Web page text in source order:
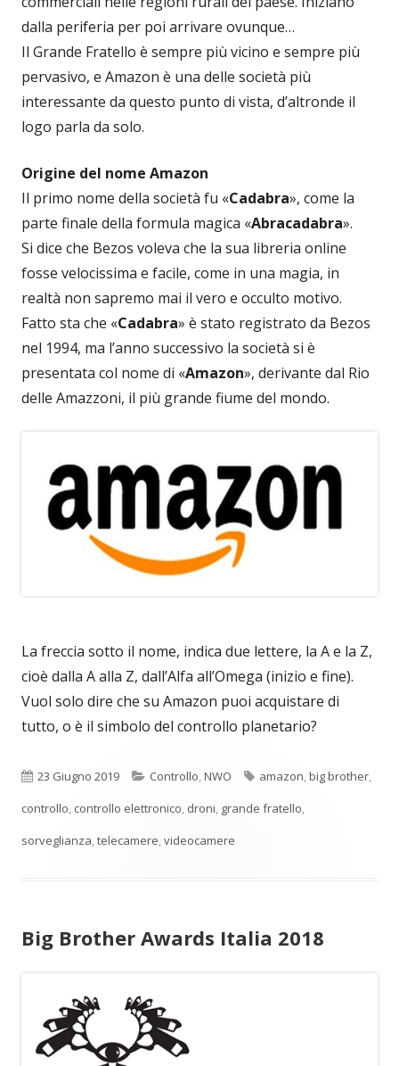
dalla periferia per poi arrivare ovunque…
Il Grande Fratello è sempre più vicino e sempre più
pervasivo, e Amazon è una delle società più
interessante da questo punto di vista, d’altronde il
logo parla da solo.
Origine del nome Amazon
Il primo nome della società fu «Cadabra», come la
parte finale della formula magica «Abracadabra».
Si dice che Bezos voleva che la sua libreria online
fosse velocissima e facile, come in una magia, in
realtà non sapremo mai il vero e occulto motivo.
Fatto sta che «Cadabra» è stato registrato da Bezos
nel 1994, ma l’anno successivo la società si è
presentata col nome di «Amazon», derivante dal Rio
delle Amazzoni, il più grande fiume del mondo.
La freccia sotto il nome, indica due lettere, la A e la Z,
cioè dalla A alla Z, dall’Alfa all’Omega (inizio e fine).
Vuol solo dire che su Amazon puoi acquistare di
tutto, o è il simbolo del controllo planetario?
Pubblicato
23 Giugno 2019 Categorie
Controllo,NWO Tag
amazon,big brother,
controllo, controllo elettronico, droni, grande fratello,
sorveglianza,telecamere,videocamere
Big Brother Awards Italia 2018